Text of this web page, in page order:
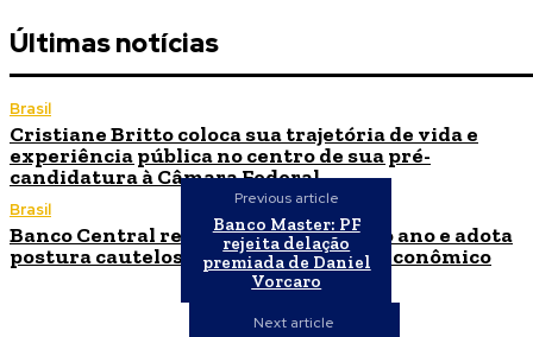
Últimas notícias
Brasil
Cristiane Britto coloca sua trajetória de vida e
experiência pública no centro de sua pré-
candidatura à Câmara Federal
Brasil
Banco Central reduz Selic para 14% ao ano e adota
postura cautelosa diante do cenário econômico
Previous article
Banco Master: PF
rejeita delação
premiada de Daniel
Vorcaro
Next article